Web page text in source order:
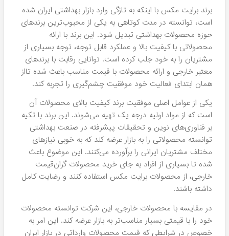
برند برایت مکس با اینکه به تازگی وارد بازار بهداشتی ایران شده
است، توانسته در مدت کوتاهی به یکی از محبوب‌ترین برندهای
حوزه محصولات بهداشتی تبدیل شود. این برند با ارائه
محصولاتی با کیفیت بالا و عملکرد قابل توجه، توجه بسیاری از
مشتریان را به خود جلب کرده است. توانایی رقابت با برندهای
معتبر خارجی و ارائه محصولات با قیمت مناسب باعث شده تااز
همان ابتدای فعالیت خود موفقیت چشم‌گیری را تجربه کند.
یکی از عوامل اصلی موفقیت برند کیفیت بالای محصولات آن
است که از مواد اولیه درجه یک تهیه می‌شوند. این برند با تکیه
بر فناوری‌های نوین و تحقیقات پیشرفته در صنعت بهداشتی
توانسته محصولاتی را به بازار عرضه کند که به خوبی نیازهای
مختلف مشتریان ایرانی را برآورده می‌کنند. این موضوع باعث
شده تا بسیاری از افراد به جای خرید محصولات گران‌قیمت
خارجی، از محصولات برایت مکس استفاده کنند و رضایت کامل
داشته باشند.
در مقایسه با محصولات خارجی، این شرکت توانسته محصولات
خود را با قیمتی بسیار مناسب‌تر به بازار عرضه کند. این امر به
خصوص در شرایطی که قیمت محصولات وارداتی در بازار ایران